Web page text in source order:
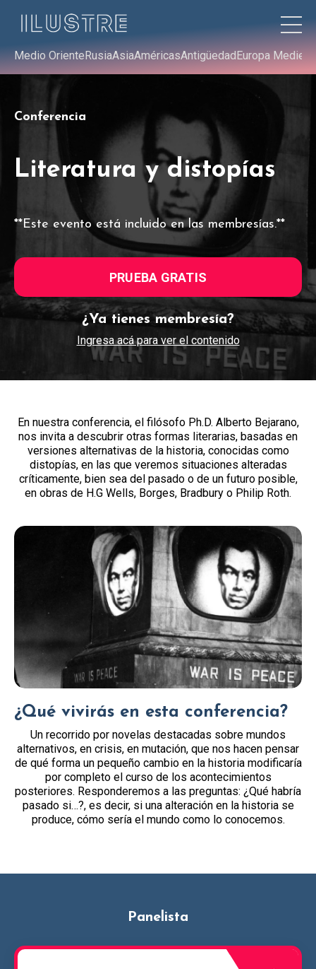
Medio OrienteRusiaAsiaAméricasAntigüedadEuropa
Conferencia
Literatura y distopías
**Este evento está incluido en las membresías.**
PRUEBA GRATIS
¿Ya tienes membresía?
Ingresa acá para ver el contenido
En nuestra conferencia, el filósofo Ph.D. Alberto Bejarano,
nos invita a descubrir otras formas literarias, basadas en
versiones alternativas de la historia, conocidas como
distopías, en las que veremos situaciones alteradas
críticamente, bien sea del pasado o de un futuro posible,
en obras de H.G Wells, Borges, Bradbury o Philip Roth.
¿Qué vivirás en esta conferencia?
Un recorrido por novelas destacadas sobre mundos
alternativos, en crisis, en mutación, que nos hacen pensar
de qué forma un pequeño cambio en la historia modificaría
por completo el curso de los acontecimientos
posteriores. Responderemos a las preguntas: ¿Qué habría
pasado si…?, es decir, si una alteración en la historia se
produce, cómo sería el mundo como lo conocemos.
Panelista